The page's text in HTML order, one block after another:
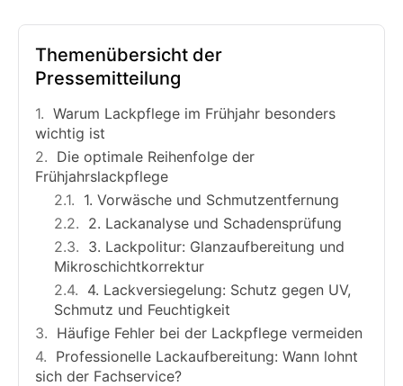
Themenübersicht der
Pressemitteilung
Warum Lackpflege im Frühjahr besonders
wichtig ist
Die optimale Reihenfolge der
Frühjahrslackpflege
1. Vorwäsche und Schmutzentfernung
2. Lackanalyse und Schadensprüfung
3. Lackpolitur: Glanzaufbereitung und
Mikroschichtkorrektur
4. Lackversiegelung: Schutz gegen UV,
Schmutz und Feuchtigkeit
Häufige Fehler bei der Lackpflege vermeiden
Professionelle Lackaufbereitung: Wann lohnt
sich der Fachservice?